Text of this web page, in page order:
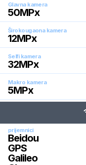
Glavna kamera
50MPx
Širokougaona kamera
12MPx
Selfi kamera
32MPx
Makro kamera
5MPx
prijemnici
Beidou
GPS
Galileo